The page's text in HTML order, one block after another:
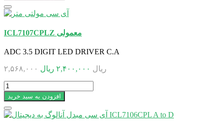
ICL7107CPLZ معمولی
ADC 3.5 DIGIT LED DRIVER C.A
۲,۵۶۸,۰۰۰ ریال ۲,۴۰۰,۰۰۰ ریال
افزودن به سبد خرید